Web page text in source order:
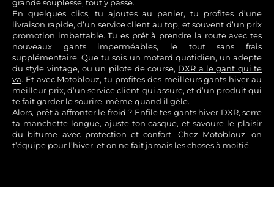
grande souplesse, tout y passe.
En quelques clics, tu ajoutes au panier, tu profites d’une
livraison rapide, d’un service client au top, et souvent d’un prix
promotion imbattable. Tu es prêt à prendre la route avec tes
nouveaux gants imperméables, le tout sans frais
supplémentaire. Que tu sois un motard quotidien, un adepte
du style vintage, ou un pilote de course, DXR a le gant qui te
va. Et avec Motoblouz, tu profites des meilleurs gants hiver au
meilleur prix, d’un service client qui assure, et d’un produit qui
te fait garder le sourire, même quand il gèle.
Alors, prêt à affronter le froid ? Enfile tes gants hiver DXR, serre
ta manchette longue, ajuste ton casque, et savoure le plaisir
du bitume avec protection et confort. Chez Motoblouz, on
t’équipe pour l’hiver, et on ne fait jamais les choses à moitié.